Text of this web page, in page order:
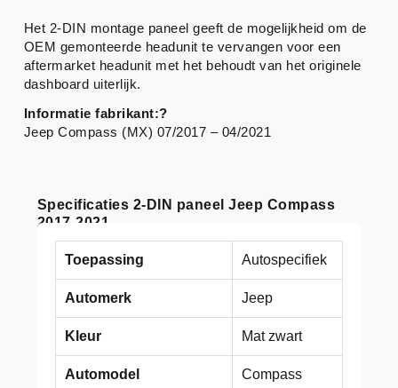
Specificaties 2-DIN paneel Jeep Compass
2017-2021
Toepassing Autospecifiek
Automerk Jeep
Kleur Mat zwart
Automodel Compass
Het 2-DIN montage paneel geeft de mogelijkheid om de
OEM gemonteerde headunit te vervangen voor een
aftermarket headunit met het behoudt van het originele
dashboard uiterlijk.
Informatie fabrikant:?
Jeep Compass (MX) 07/2017 – 04/2021